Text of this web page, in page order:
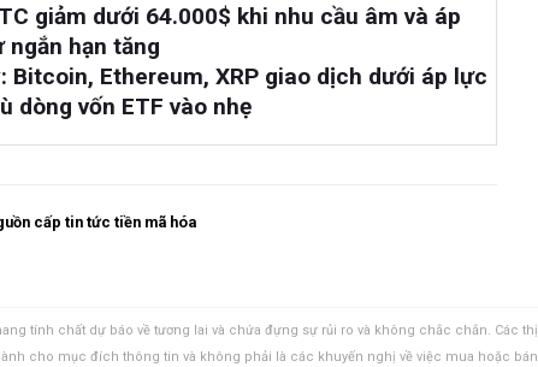
giảm dưới 64.000$ khi nhu cầu âm và áp
hạn tăng
Bitcoin, Ethereum, XRP giao dịch dưới áp lực
dòng vốn ETF vào nhẹ
cấp tin tức tiền mã hóa
tính chất dự báo về tương lai và chứa đựng sự rủi ro và không chắc chắn. Các thị
cho mục đích thông tin và không phải là các khuyến nghị về việc mua hoặc bán